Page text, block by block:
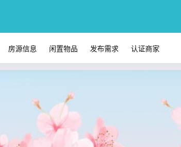
房源信息 闲置物品 发布需求 认证商家